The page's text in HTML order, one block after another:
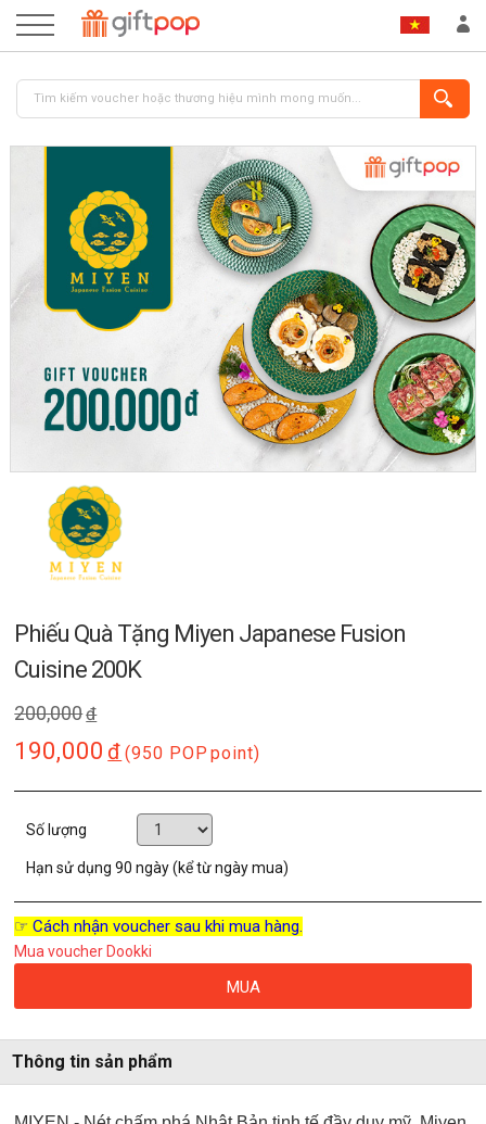
ĐĂNG NHẬP ĐĂNG KÝ
Phiếu Quà Tặng Miyen Japanese Fusion
Cuisine 200K
200,000đ
190,000 đ (950 POP point)
Số lượng
Hạn sử dụng90 ngày (kể từ ngày mua)
☞ Cách nhận voucher sau khi mua hàng.
Mua voucher Dookki
MUA
Thông tin sản phẩm